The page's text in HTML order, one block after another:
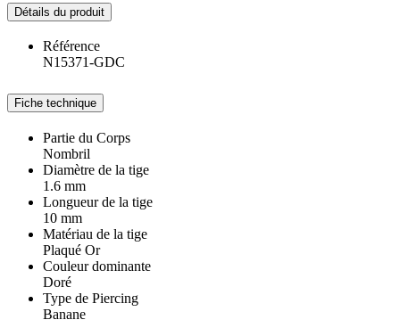
Détails du produit
Référence
N15371-GDC
Fiche technique
Partie du Corps
Nombril
Diamètre de la tige
1.6 mm
Longueur de la tige
10 mm
Matériau de la tige
Plaqué Or
Couleur dominante
Doré
Type de Piercing
Banane